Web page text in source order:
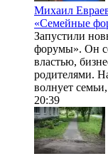
Михаил
«Семейные
Запустили
форумы». Он
властью,
родителями.
волнует
20:39